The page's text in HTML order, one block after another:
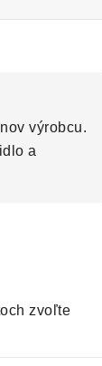
výrobcu.
a
zvoľte